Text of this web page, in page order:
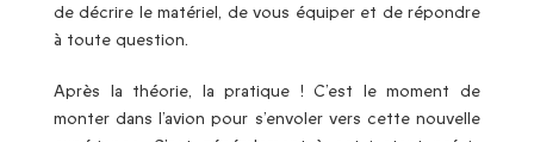
de décrire le matériel, de vous équiper et de répondre
à toute question.
Après la théorie, la pratique ! C’est le moment de
monter dans l’avion pour s’envoler vers cette nouvelle